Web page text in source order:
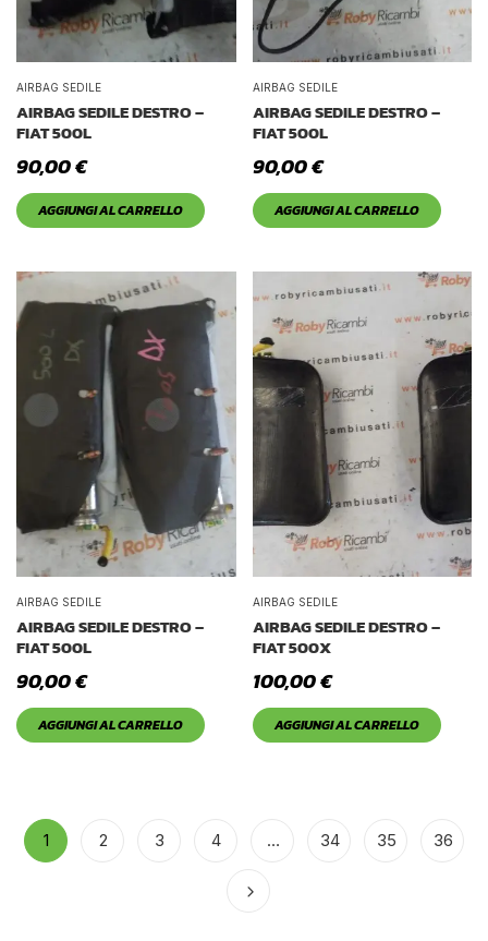
AIRBAG SEDILE
AIRBAG SEDILE DESTRO –
FIAT 500L
90,00€
AGGIUNGI AL CARRELLO
AIRBAG SEDILE
AIRBAG SEDILE DESTRO –
FIAT 500L
90,00€
AGGIUNGI AL CARRELLO
AIRBAG SEDILE
AIRBAG SEDILE DESTRO –
FIAT 500L
90,00€
AGGIUNGI AL CARRELLO
AIRBAG SEDILE
AIRBAG SEDILE DESTRO –
FIAT 500X
100,00€
AGGIUNGI AL CARRELLO
1 2 3 4 … 34 35 36